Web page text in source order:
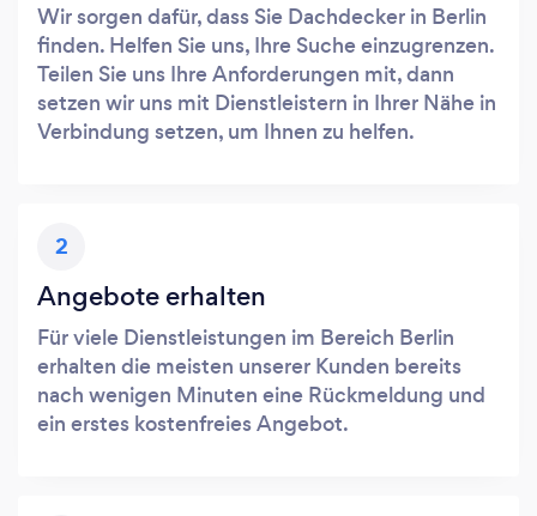
Wir sorgen dafür, dass Sie Dachdecker in Berlin
finden. Helfen Sie uns, Ihre Suche einzugrenzen.
Teilen Sie uns Ihre Anforderungen mit, dann
setzen wir uns mit Dienstleistern in Ihrer Nähe in
Verbindung setzen, um Ihnen zu helfen.
2
Angebote erhalten
Für viele Dienstleistungen im Bereich Berlin
erhalten die meisten unserer Kunden bereits
nach wenigen Minuten eine Rückmeldung und
ein erstes kostenfreies Angebot.